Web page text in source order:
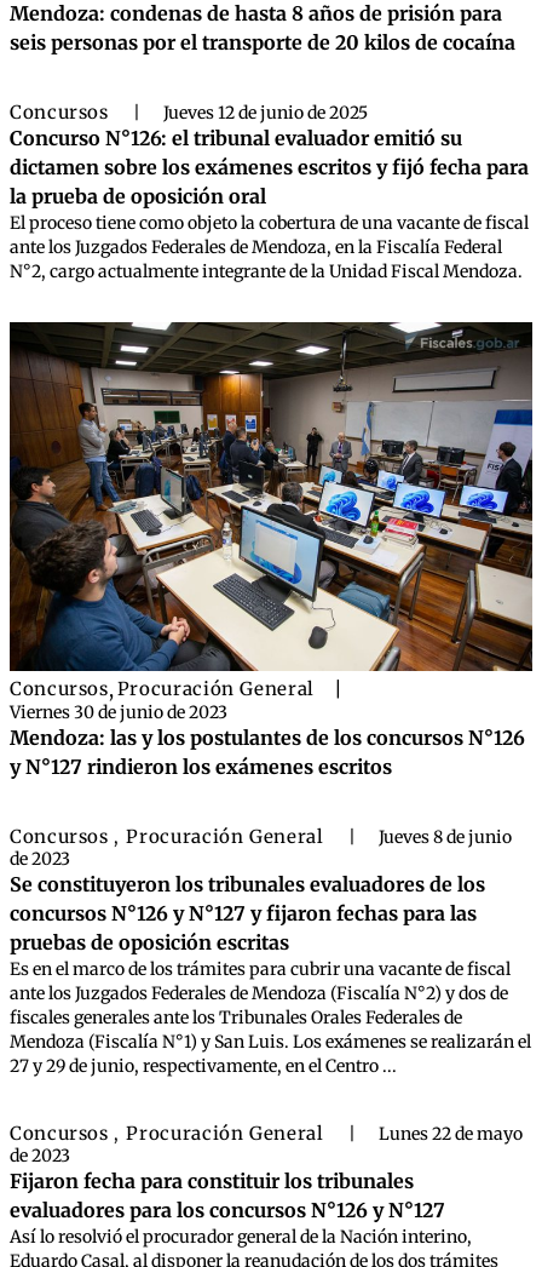
Mendoza: condenas de hasta 8 años de prisión para
seis personas por el transporte de 20 kilos de cocaína
Concursos Jueves 12 de junio de 2025
Concurso N°126: el tribunal evaluador emitió su
dictamen sobre los exámenes escritos y fijó fecha para
la prueba de oposición oral
El proceso tiene como objeto la cobertura de una vacante de fiscal
ante los Juzgados Federales de Mendoza, en la Fiscalía Federal
N°2, cargo actualmente integrante de la Unidad Fiscal Mendoza.
Concursos,Procuración General
Viernes 30 de junio de 2023
Mendoza: las y los postulantes de los concursos N°126
y N°127 rindieron los exámenes escritos
Concursos , Procuración General
Jueves 8 de junio
de 2023
Se constituyeron los tribunales evaluadores de los
concursos N°126 y N°127 y fijaron fechas para las
pruebas de oposición escritas
Es en el marco de los trámites para cubrir una vacante de fiscal
ante los Juzgados Federales de Mendoza (Fiscalía N°2) y dos de
fiscales generales ante los Tribunales Orales Federales de
Mendoza (Fiscalía N°1) y San Luis. Los exámenes se realizarán el
27 y 29 de junio, respectivamente, en el Centro ...
Concursos , Procuración General
Lunes 22 de mayo
de 2023
Fijaron fecha para constituir los tribunales
evaluadores para los concursos N°126 y N°127
Así lo resolvió el procurador general de la Nación interino,
Eduardo Casal, al disponer la reanudación de los dos trámites